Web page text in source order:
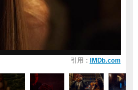
引用： IMDb.com